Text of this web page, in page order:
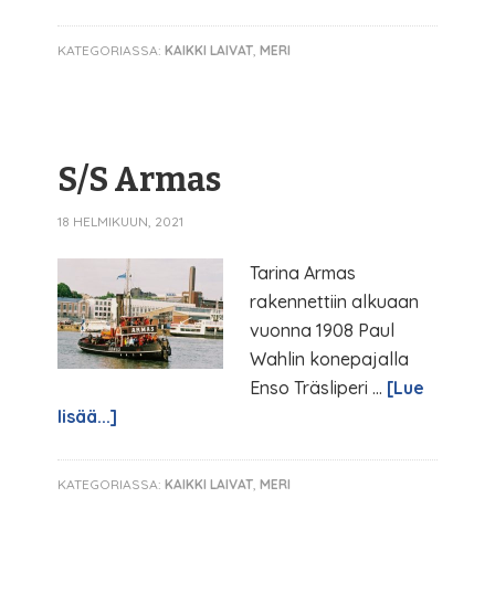
KATEGORIASSA:KAIKKI LAIVAT,MERI
S/S Armas
18 HELMIKUUN, 2021
Tarina Armas
rakennettiin alkuaan
vuonna 1908 Paul
Wahlin konepajalla
Enso Träsliperi … [Lue
lisää...]
KATEGORIASSA:KAIKKI LAIVAT,MERI